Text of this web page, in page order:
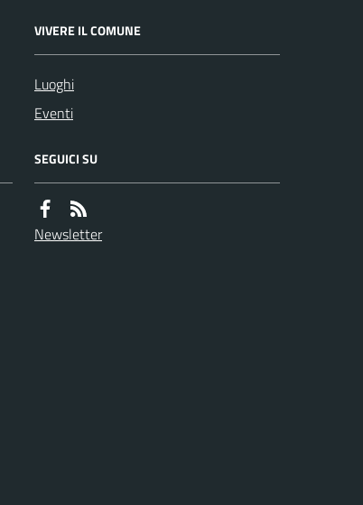
VIVERE IL COMUNE
Luoghi
Eventi
SEGUICI SU
Newsletter